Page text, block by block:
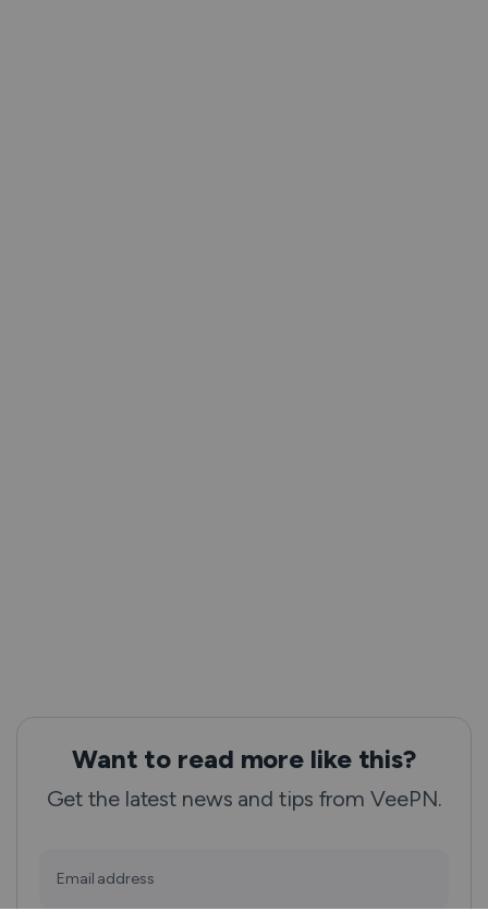
Want to read more like this?
Get the latest news and tips from VeePN.
Email address